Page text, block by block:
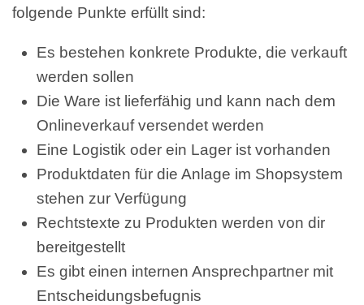
folgende Punkte erfüllt sind:
Es bestehen konkrete Produkte, die verkauft
werden sollen
Die Ware ist lieferfähig und kann nach dem
Onlineverkauf versendet werden
Eine Logistik oder ein Lager ist vorhanden
Produktdaten für die Anlage im Shopsystem
stehen zur Verfügung
Rechtstexte zu Produkten werden von dir
bereitgestellt
Es gibt einen internen Ansprechpartner mit
Entscheidungsbefugnis